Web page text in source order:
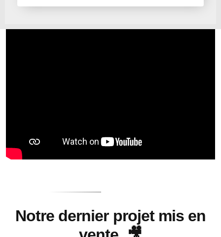
Notre dernier projet mis en